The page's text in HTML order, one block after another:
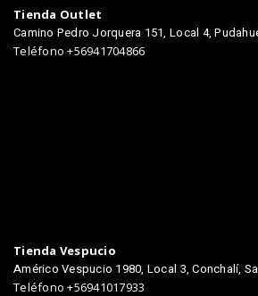
Tienda Outlet
Camino Pedro Jorquera 151, Local 4,
Teléfono +56941704866
Tienda Vespucio
Américo Vespucio 1980, Local 3, Conchalí,
Teléfono +56941017933